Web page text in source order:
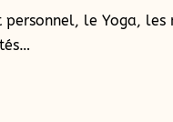
le Yoga, les